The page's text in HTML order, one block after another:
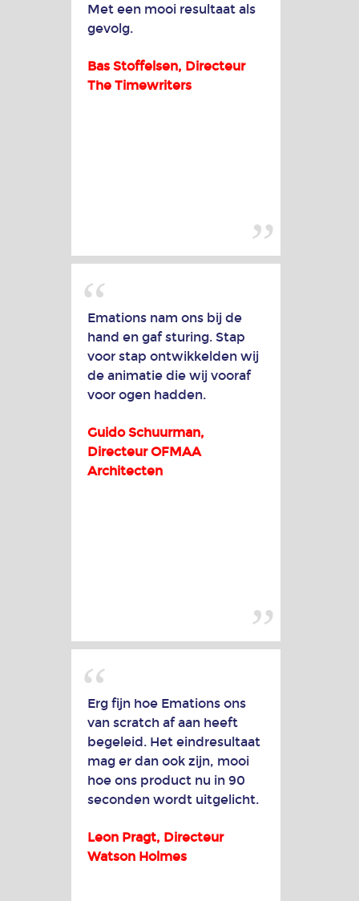
Met een mooi resultaat als
gevolg.
Bas Stoffelsen, Directeur
The Timewriters
Emations nam ons bij de
hand en gaf sturing. Stap
voor stap ontwikkelden wij
de animatie die wij vooraf
voor ogen hadden.
Guido Schuurman,
Directeur OFMAA
Architecten
Erg fijn hoe Emations ons
van scratch af aan heeft
begeleid. Het eindresultaat
mag er dan ook zijn, mooi
hoe ons product nu in 90
seconden wordt uitgelicht.
Leon Pragt, Directeur
Watson Holmes